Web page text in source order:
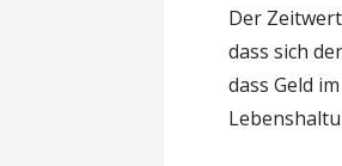
Der
dass sich
dass Geld